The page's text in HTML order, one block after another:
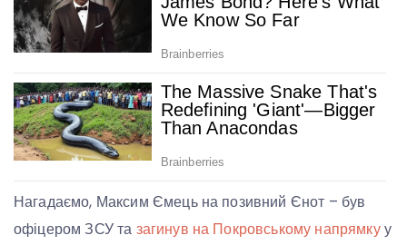
Нагадаємо, Максим Ємець на позивний Єнот – був
офіцером ЗСУ та загинув на Покровському напрямкуу